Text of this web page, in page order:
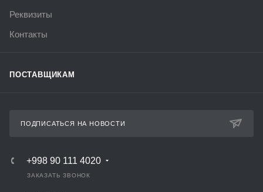
Реквизиты
Контакты
ПОСТАВЩИКАМ
ПОДПИСАТЬСЯ НА НОВОСТИ
+998 90 111 4020
ЗАКАЗАТЬ ЗВОНОК